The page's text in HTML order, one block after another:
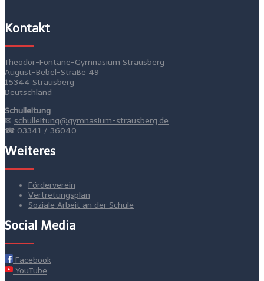
Kontakt
Theodor-Fontane-Gymnasium Strausberg
August-Bebel-Straße 49
15344 Strausberg
Deutschland
Schulleitung
✉ schulleitung@gymnasium-strausberg.de
☎ 03341 / 36040
Weiteres
Förderverein
Vertretungsplan
Soziale Arbeit an der Schule
Social Media
Facebook
YouTube